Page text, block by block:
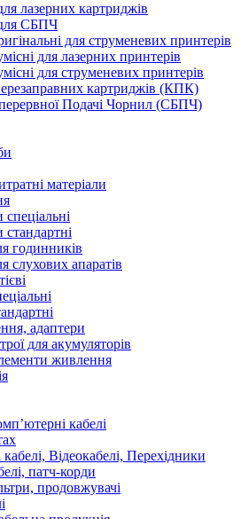
лазерних картриджів
СБПЧ
для струменевих принтерів
для лазерних принтерів
для струменевих принтерів
картриджів (КПК)
Подачі Чорнил (СБПЧ)
матеріали
годинників
слухових апаратів
адаптери
для акумуляторів
живлення
кабелі
Відеокабелі, Перехідники
патч-корди
продовжувачі